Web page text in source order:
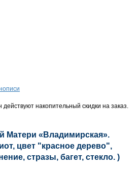
накопительный скидки на заказ.
Матери «Владимирская».
цвет "красное дерево",
стразы, багет, стекло. )